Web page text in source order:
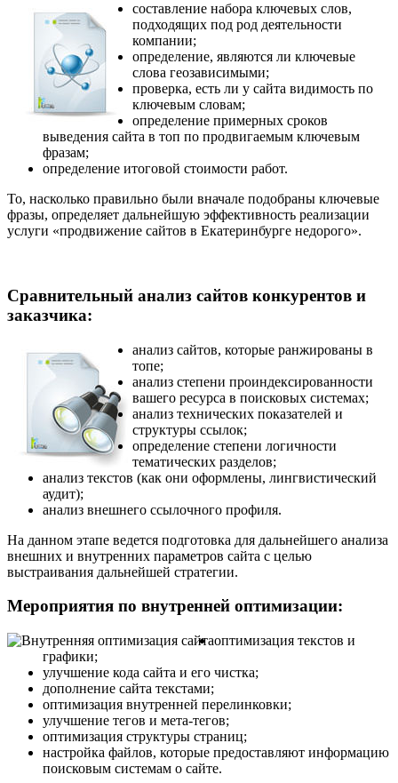
составление набора ключевых слов,
подходящих под род деятельности
компании;
определение, являются ли ключевые
слова геозависимыми;
проверка, есть ли у сайта видимость по
ключевым словам;
определение примерных сроков
выведения сайта в топ по продвигаемым ключевым
фразам;
определение итоговой стоимости работ.
То, насколько правильно были вначале подобраны ключевые
фразы, определяет дальнейшую эффективность реализации
услуги «продвижение сайтов в Екатеринбурге недорого».
Сравнительный анализ сайтов конкурентов и
заказчика:
анализ сайтов, которые ранжированы в
топе;
анализ степени проиндексированности
вашего ресурса в поисковых системах;
анализ технических показателей и
структуры ссылок;
определение степени логичности
тематических разделов;
анализ текстов (как они оформлены, лингвистический
аудит);
анализ внешнего ссылочного профиля.
На данном этапе ведется подготовка для дальнейшего анализа
внешних и внутренних параметров сайта с целью
выстраивания дальнейшей стратегии.
Мероприятия по внутренней оптимизации:
оптимизация текстов и
графики;
улучшение кода сайта и его чистка;
дополнение сайта текстами;
оптимизация внутренней перелинковки;
улучшение тегов и мета-тегов;
оптимизация структуры страниц;
настройка файлов, которые предоставляют информацию
поисковым системам о сайте.